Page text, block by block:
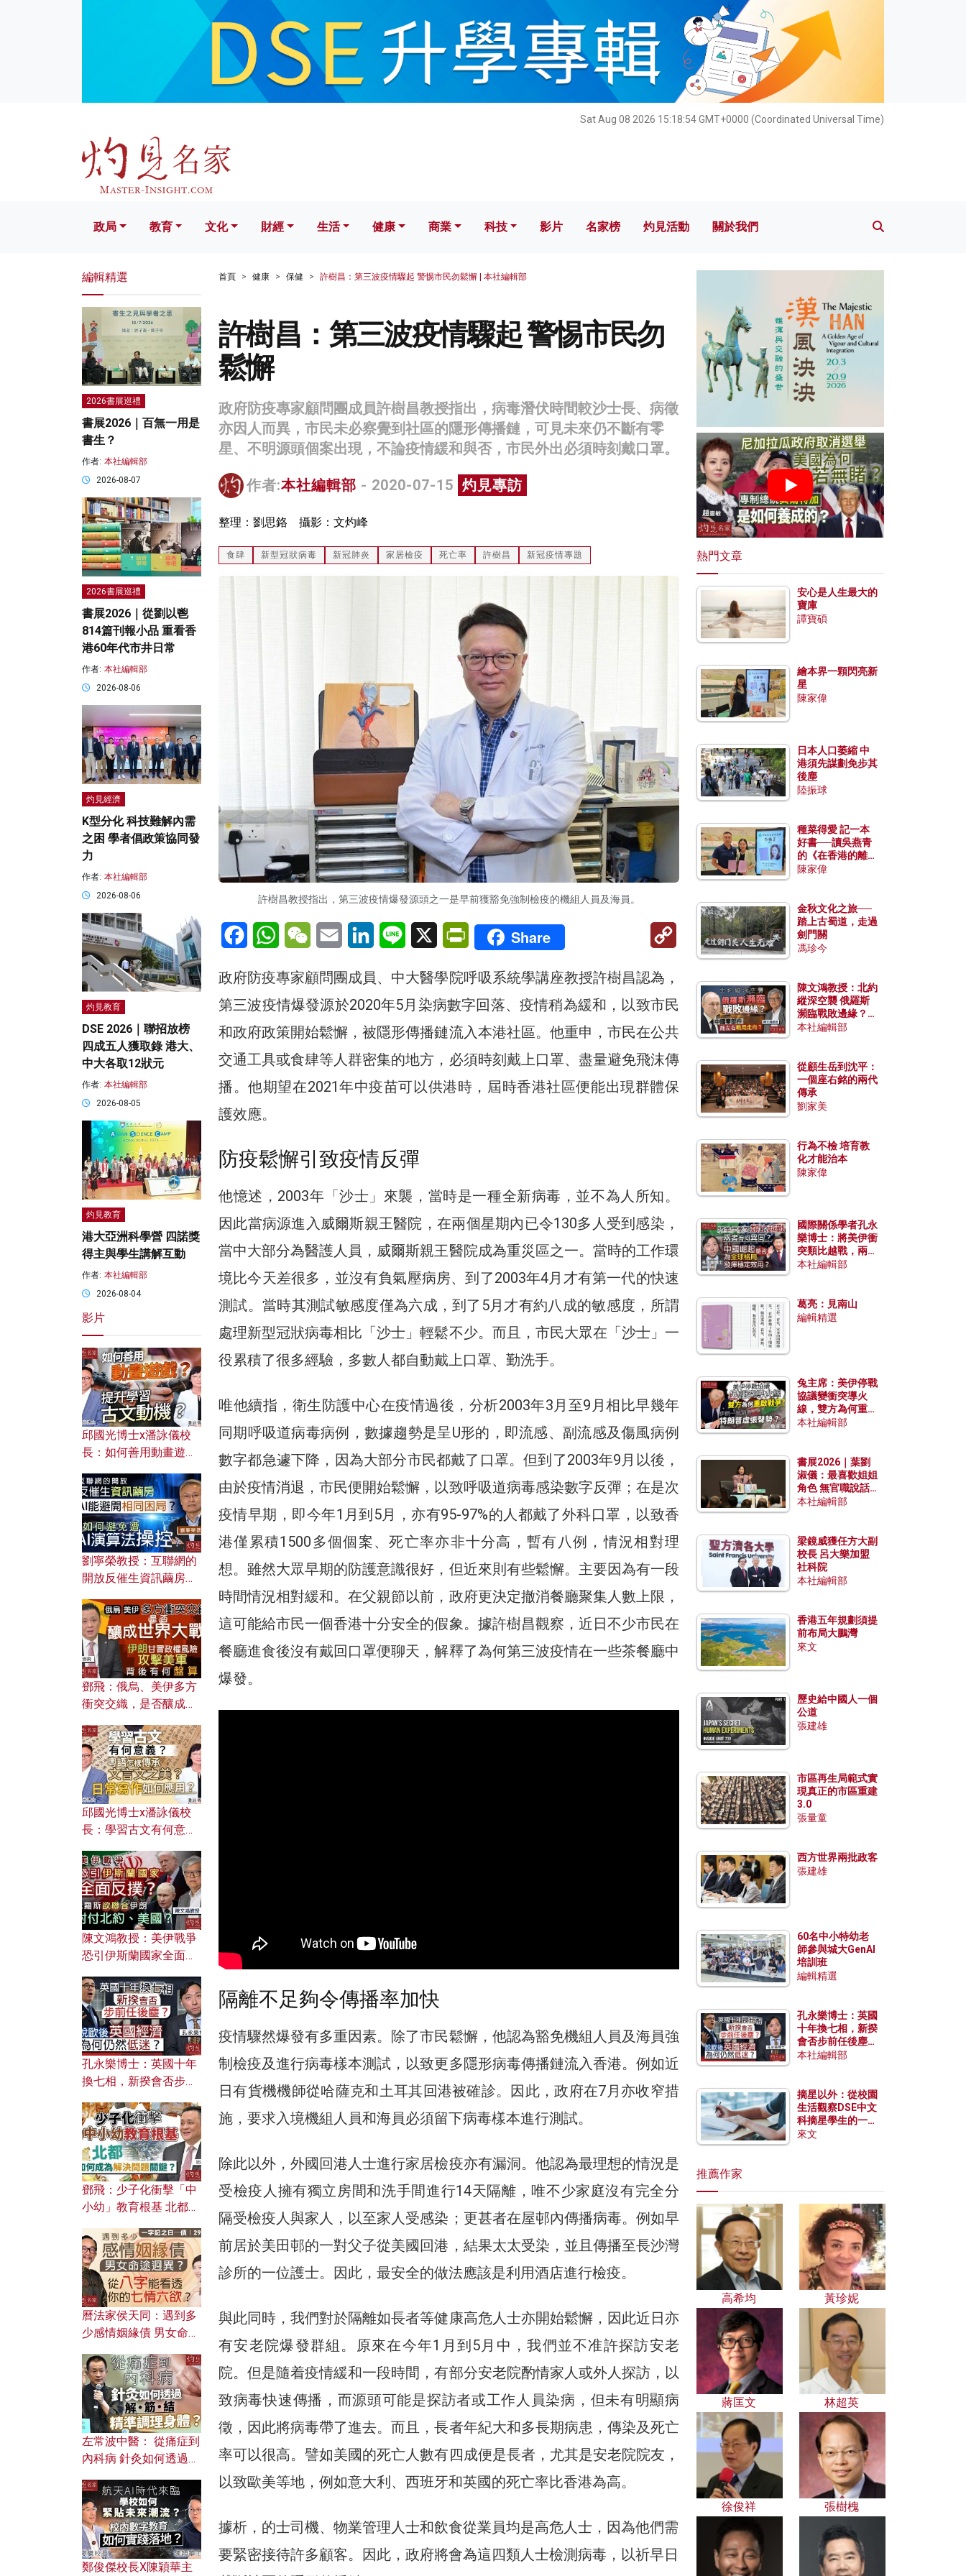
Sat Aug 08 2026 15:18:56 GMT+0000 (Coordinated Universal Time)
文化 財經 生活 健康 科技 影片 名家榜 灼見活動 關於我們
政局 教育 文化 財經 生活 健康 商業 科技 影片 名家榜 灼見活動 關於我們
首頁 健康 保健 許樹昌：第三波疫情驟起 警惕市民勿鬆懈 | 本社編輯部
許樹昌：第三波疫情驟起 警惕市民勿
鬆懈
政府防疫專家顧問團成員許樹昌教授指出，病毒潛伏時間較沙士長、病徵
亦因人而異，市民未必察覺到社區的隱形傳播鏈，可見未來仍不斷有零
星、不明源頭個案出現，不論疫情緩和與否，市民外出必須時刻戴口罩。
作者:本社編輯部 - 2020-07-15 灼見專訪
整理：劉思鉻 攝影：文灼峰
食肆 新型冠狀病毒 新冠肺炎 家居檢疫 死亡率 許樹昌 新冠疫情專題
許樹昌教授指出，第三波疫情爆發源頭之一是早前獲豁免強制檢疫的機組人員及海員。
FacebookWhatsAppWeChatEmail LinkedInLine X PrintFriendly
Share
Copy
政府防疫專家顧問團成員、中大醫學院呼吸系統學講座教授許樹昌認為，
第三波疫情爆發源於2020年5月染病數字回落、疫情稍為緩和，以致市民
和政府政策開始鬆懈，被隱形傳播鏈流入本港社區。他重申，市民在公共
交通工具或食肆等人群密集的地方，必須時刻戴上口罩、盡量避免飛沫傳
播。他期望在2021年中疫苗可以供港時，屆時香港社區便能出現群體保
護效應。
防疫鬆懈引致疫情反彈
他憶述，2003年「沙士」來襲，當時是一種全新病毒，並不為人所知。
因此當病源進入威爾斯親王醫院，在兩個星期內已令130多人受到感染，
當中大部分為醫護人員，威爾斯親王醫院成為重災區之一。當時的工作環
境比今天差很多，並沒有負氣壓病房、到了2003年4月才有第一代的快速
測試。當時其測試敏感度僅為六成，到了5月才有約八成的敏感度，所謂
處理新型冠狀病毒相比「沙士」輕鬆不少。而且，市民大眾在「沙士」一
役累積了很多經驗，多數人都自動戴上口罩、勤洗手。
唯他續指，衛生防護中心在疫情過後，分析2003年3月至9月相比早幾年
同期呼吸道病毒病例，數據趨勢是呈U形的，即流感、副流感及傷風病例
數字都急遽下降，因為大部分市民都戴了口罩。但到了2003年9月以後，
由於疫情消退，市民便開始鬆懈，以致呼吸道病毒感染數字反彈；在是次
疫情早期，即今年1月到5月，亦有95-97%的人都戴了外科口罩，以致香
港僅累積1500多個個案、死亡率亦非十分高，暫有八例，情況相對理
想。雖然大眾早期的防護意識很好，但近來則有些鬆懈。主要因為有一段
時間情況相對緩和。在父親節以前，政府更決定撤消餐廳聚集人數上限，
這可能給市民一個香港十分安全的假象。據許樹昌觀察，近日不少市民在
餐廳進食後沒有戴回口罩便聊天，解釋了為何第三波疫情在一些茶餐廳中
爆發。
隔離不足夠令傳播率加快
疫情驟然爆發有多重因素。除了市民鬆懈，他認為豁免機組人員及海員強
制檢疫及進行病毒樣本測試，以致更多隱形病毒傳播鏈流入香港。例如近
日有貨機機師從哈薩克和土耳其回港被確診。因此，政府在7月亦收窄措
施，要求入境機組人員和海員必須留下病毒樣本進行測試。
除此以外，外國回港人士進行家居檢疫亦有漏洞。他認為最理想的情況是
受檢疫人擁有獨立房間和洗手間進行14天隔離，唯不少家庭沒有完全分
隔受檢疫人與家人，以至家人受感染；更甚者在屋邨內傳播病毒。例如早
前居於美田邨的一對父子從美國回港，結果太太受染，並且傳播至長沙灣
診所的一位護士。因此，最安全的做法應該是利用酒店進行檢疫。
與此同時，我們對於隔離如長者等健康高危人士亦開始鬆懈，因此近日亦
有安老院爆發群組。原來在今年1月到5月中，我們並不准許探訪安老
院。但是隨着疫情緩和一段時間，有部分安老院酌情家人或外人探訪，以
致病毒快速傳播，而源頭可能是探訪者或工作人員染病，但未有明顯病
徵，因此將病毒帶了進去。而且，長者年紀大和多長期病患，傳染及死亡
率可以很高。譬如美國的死亡人數有四成便是長者，尤其是安老院院友，
以致歐美等地，例如意大利、西班牙和英國的死亡率比香港為高。
據析，的士司機、物業管理人士和飲食從業員均是高危人士，因為他們需
要緊密接待許多顧客。因此，政府將會為這四類人士檢測病毒，以祈早日
編輯精選
2026書展巡禮
書展2026｜百無一用是
書生？
作者: 本社編輯部
2026-08-07
2026書展巡禮
書展2026｜從劉以鬯
814篇刊報小品 重看香
港60年代市井日常
作者: 本社編輯部
2026-08-06
灼見經濟
K型分化 科技難解內需
之困 學者倡政策協同發
力
作者: 本社編輯部
2026-08-06
灼見教育
DSE 2026｜聯招放榜
四成五人獲取錄 港大、
中大各取12狀元
作者: 本社編輯部
2026-08-05
灼見教育
港大亞洲科學營 四諾獎
得主與學生講解互動
作者: 本社編輯部
2026-08-04
影片
邱國光博士x潘詠儀校
長：如何善用動畫遊戲
劉寧榮教授：互聯網的
開放反催生資訊繭房，
何避免遭AI演算法操
控？
鄧飛：俄烏、美伊多方
衝突交織，是否釀成世
風險攻擊美軍，背後有
何盤算？
邱國光博士x潘詠儀校
長：學習古文有何意
文之美？ 日常寫作如何
應用？
陳文鴻教授：美伊戰爭
恐引伊斯蘭國家全面反
對付北約美國？
孔永樂博士：英國十年
換七相，新揆會否步前
濟為何仍然低迷？
鄧飛：少子化衝擊「中
小幼」教育根基 北都如
曆法家侯天同：遇到多
少感情姻緣債 男女命途
的七情六欲？
左常波中醫： 從痛症到
內科病 針灸如何透過解
鄭俊傑校長X陳穎華主
熱門文章
安心是人生最大的
寶庫
譚寶碩
繪本界一顆閃亮新
星
陳家偉
日本人口萎縮 中
港須先謀劃免步其
後塵
陸振球
種菜得愛 記一本
好書──讀吳燕青
的《在香港的離島
種菜》
陳家偉
金秋文化之旅──
踏上古蜀道，走過
劍門關
馮珍今
陳文鴻教授：北約
縱深空襲 俄羅斯
瀕臨戰敗邊緣？中
國零部件能左右戰
本社編輯部
從顧生岳到沈平：
一個座右銘的兩代
傳承
劉家美
行為不檢 培育教
化才能治本
陳家偉
國際關係學者孔永
樂博士：將美伊衝
突類比越戰，兩者
有何異同？中國崛
本社編輯部
葛亮：見南山
編輯精選
兔主席：美伊停戰
協議變衝突導火
線，雙方為何重啟
戰爭？伊朗一早洞
本社編輯部
書展2026｜葉劉
淑儀：最喜歡姐姐
角色 無官職說話
包袱少
本社編輯部
梁鏡威獲任方大副
校長 呂大樂加盟
社科院
本社編輯部
香港五年規劃須提
前布局大鵬灣
來文
歷史給中國人一個
公道
張建雄
市區再生局範式實
現真正的市區重建
3.0
張量童
西方世界兩批政客
張建雄
60名中小特幼老
師參與城大GenAI
培訓班
編輯精選
孔永樂博士：英國
十年換七相，新揆
會否步前任後塵？
脫歐後英國經濟為
本社編輯部
摘星以外：從校園
生活觀察DSE中文
科摘星學生的一點
特質
來文
推薦作家
高希均 黃珍妮
蔣匡文 林超英
徐俊祥 張樹槐